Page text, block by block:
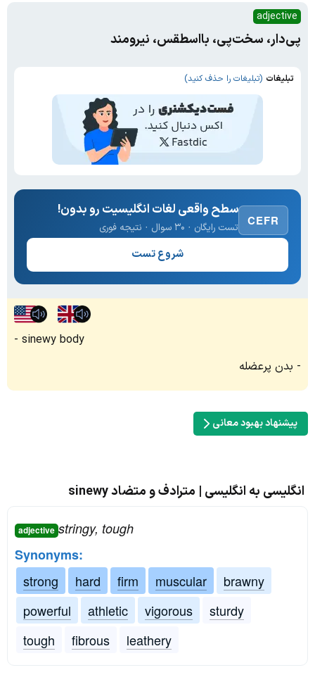
adjective
پی‌دار، سخت‌پی، بااسطقس، نیرومند
تبلیغات (تبلیغات را حذف کنید)
CEFR
سطح واقعی لغات انگلیسیت رو بدون!
تست رایگان · ۳۰ سوال · نتیجه فوری
شروع تست
sinewy body
بدن پرعضله
پیشنهاد بهبود معانی
انگلیسی به انگلیسی | مترادف و متضاد sinewy
adjective stringy, tough
Synonyms:
strong
hard firm muscular
brawny
powerful
athletic vigorous
sturdy
tough
fibrous leathery